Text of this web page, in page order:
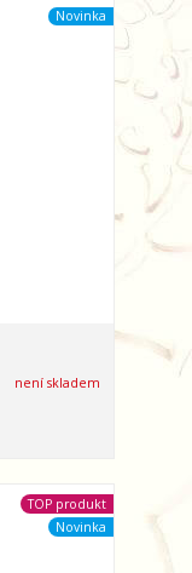
Novinka
není skladem
TOP produkt
Novinka